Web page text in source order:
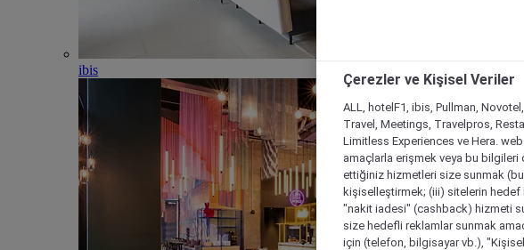
ibis
Çerezler ve Kişisel Veriler
ALL, hotelF1, ibis, Pullman,
Travel, Meetings, Travelpros,
Limitless Experiences ve Hera.
amaçlarla erişmek veya bu bilgileri
ettiğiniz hizmetleri size sunmak
kişiselleştirmek; (iii) sitelerin hedef
"nakit iadesi" (cashback) hizmeti
size hedefli reklamlar sunmak
için (telefon, bilgisayar vb.),